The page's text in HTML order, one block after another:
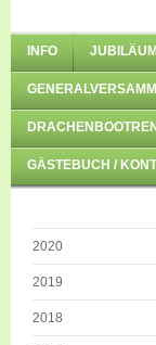
INFO
GÄSTEBUCH /
2020
2019
2018